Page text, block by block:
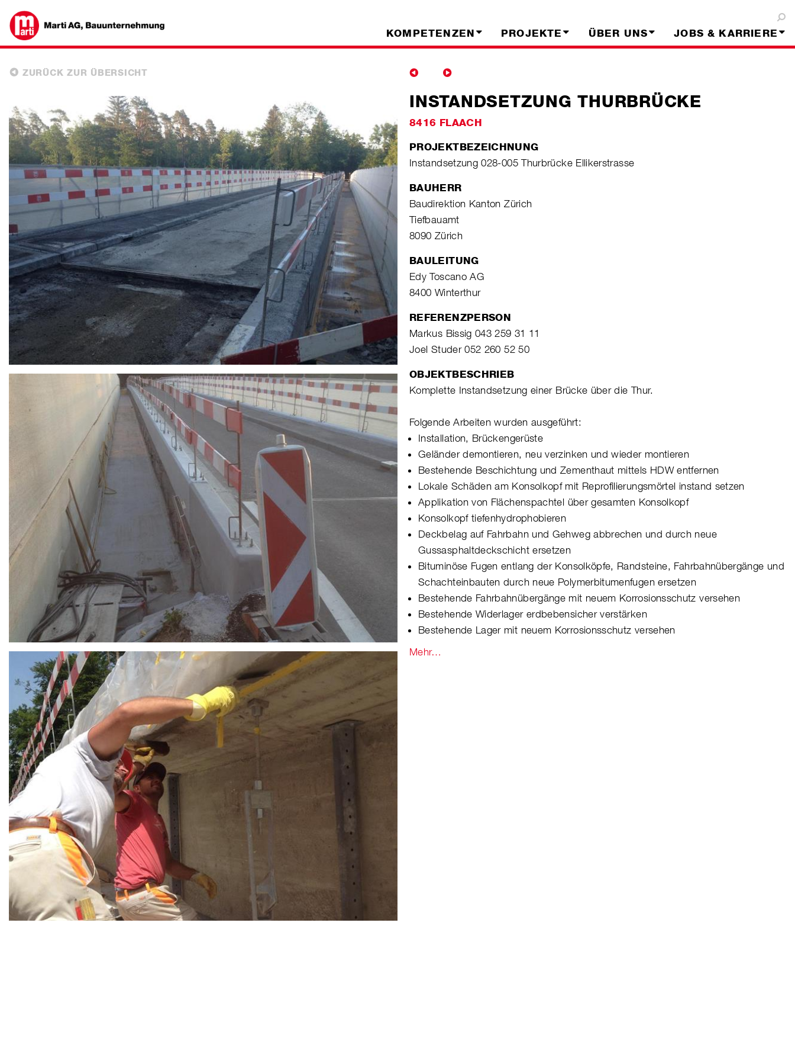
KOMPETENZEN PROJEKTE ÜBER UNS JOBS & KARRIERE
ZURÜCK ZUR ÜBERSICHT
INSTANDSETZUNG THURBRÜCKE
8416 FLAACH
PROJEKTBEZEICHNUNG
Instandsetzung 028-005 Thurbrücke Ellikerstrasse
BAUHERR
Baudirektion Kanton Zürich
Tiefbauamt
8090 Zürich
BAULEITUNG
Edy Toscano AG
8400 Winterthur
REFERENZPERSON
Markus Bissig 043 259 31 11
Joel Studer 052 260 52 50
OBJEKTBESCHRIEB
Komplette Instandsetzung einer Brücke über die Thur.
Folgende Arbeiten wurden ausgeführt:
Installation, Brückengerüste
Geländer demontieren, neu verzinken und wieder montieren
Bestehende Beschichtung und Zementhaut mittels HDW entfernen
Lokale Schäden am Konsolkopf mit Reprofilierungsmörtel instand setzen
Applikation von Flächenspachtel über gesamten Konsolkopf
Konsolkopf tiefenhydrophobieren
Deckbelag auf Fahrbahn und Gehweg abbrechen und durch neue
Gussasphaltdeckschicht ersetzen
Bituminöse Fugen entlang der Konsolköpfe, Randsteine, Fahrbahnübergänge und
Schachteinbauten durch neue Polymerbitumenfugen ersetzen
Bestehende Fahrbahnübergänge mit neuem Korrosionsschutz versehen
Bestehende Widerlager erdbebensicher verstärken
Bestehende Lager mit neuem Korrosionsschutz versehen
Mehr…